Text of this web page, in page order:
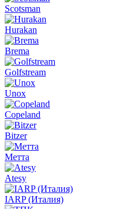
Scotsman
Hurakan
Brema
Golfstream
Unox
Copeland
Bitzer
Метта
Atesy
IARP (Италия)